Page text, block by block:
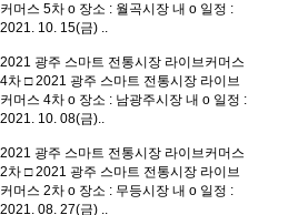
커머스 5차 o 장소 : 월곡시장 내 o 일정 :
2021. 10. 15(금) ..
2021 광주 스마트 전통시장 라이브커머스
4차 □ 2021 광주 스마트 전통시장 라이브
커머스 4차 o 장소 : 남광주시장 내 o 일정 :
2021. 10. 08(금)..
2021 광주 스마트 전통시장 라이브커머스
2차 □ 2021 광주 스마트 전통시장 라이브
커머스 2차 o 장소 : 무등시장 내 o 일정 :
2021. 08. 27(금) ..